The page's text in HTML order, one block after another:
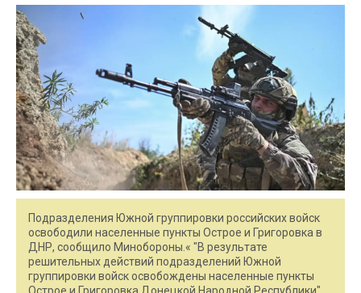
Подразделения Южной группировки российских войск
освободили населенные пункты Острое и Григоровка в
ДНР, сообщило Минобороны.« "В результате
решительных действий подразделений Южной
группировки войск освобождены населенные пункты
Острое и Григоровка Донецкой Народной Республики",